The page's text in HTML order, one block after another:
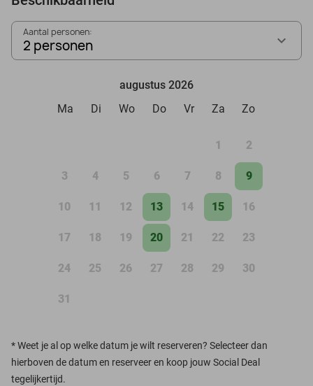
Aantal personen:
2 personen
augustus 2026
Ma
Di Wo Do Vr Za Zo
1 2
3 4 5 6 7 8 9
10 11 12 13 14 15 16
17 18 19 20 21 22 23
24 25 26 27 28 29 30
31
*Weet je al op welke datum je wilt reserveren? Selecteer dan
hierboven de datum en reserveer en koop jouw Social Deal
tegelijkertijd.